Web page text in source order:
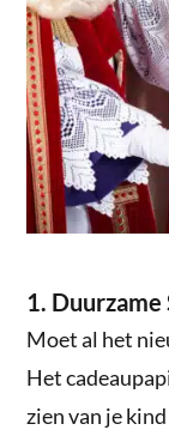
1.
Moet al het
Het
zien van je